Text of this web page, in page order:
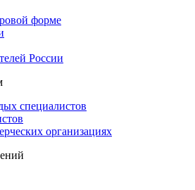
форме
России
специалистов
организациях